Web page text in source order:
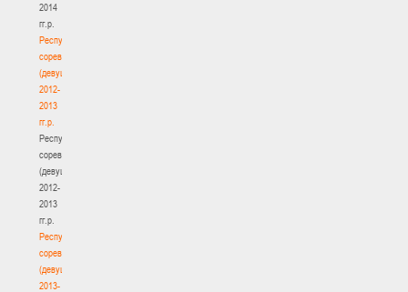
2014
гг.р.
Республиканские
соревнования
(девушки)
2012-
2013
гг.р.
Республиканские
соревнования
(девушки)
2012-
2013
гг.р.
Республиканские
соревнования
(девушки)
2013-